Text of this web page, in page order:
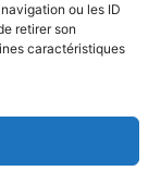
ou les ID
retirer son
caractéristiques